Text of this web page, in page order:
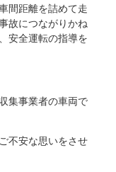
間距離を詰めて走
故につながりかね
安全運転の指導を
集事業者の車両で
不安な思いをさせ